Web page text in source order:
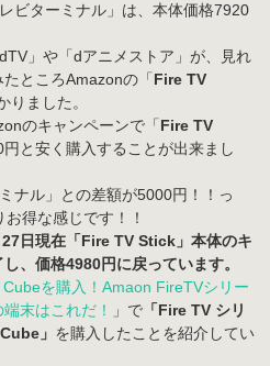
ビターミナル」は、本体価格7920
」や「dアニメストア」が、見れ
ところAmazonの「 Fire TV
りました。
のキャンペーンで「 Fire TV
と安く購入することが出来まし
ナル」との差額が5000円！！っ
お得な感じです！！
日現在「Fire TV Stick」本体のキ
、価格4980円に戻っています。
Cubeを購入！Amaon FireTVシリー
末はこれだ！
」で 「Fire TV シリ
」 を購入したことを紹介してい